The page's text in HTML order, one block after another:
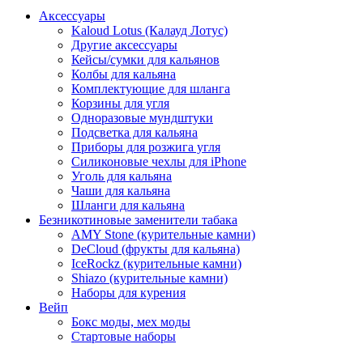
Аксессуары
Kaloud Lotus (Калауд Лотус)
Другие аксессуары
Кейсы/сумки для кальянов
Колбы для кальяна
Комплектующие для шланга
Корзины для угля
Одноразовые мундштуки
Подсветка для кальяна
Приборы для розжига угля
Силиконовые чехлы для iPhone
Уголь для кальяна
Чаши для кальяна
Шланги для кальяна
Безникотиновые заменители табака
AMY Stone (курительные камни)
DeCloud (фрукты для кальяна)
IceRockz (курительные камни)
Shiazo (курительные камни)
Наборы для курения
Вейп
Бокс моды, мех моды
Стартовые наборы